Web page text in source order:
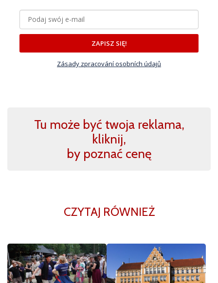
ZAPISZ SIĘ!
Zásady zpracování osobních údajů
Tu może być twoja reklama,
kliknij,
by poznać cenę
CZYTAJ RÓWNIEŻ